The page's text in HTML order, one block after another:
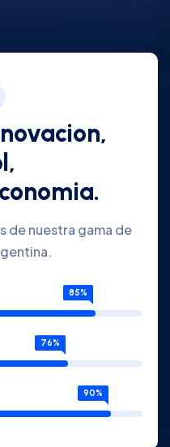
de nuestra gama de
85%
76%
90%